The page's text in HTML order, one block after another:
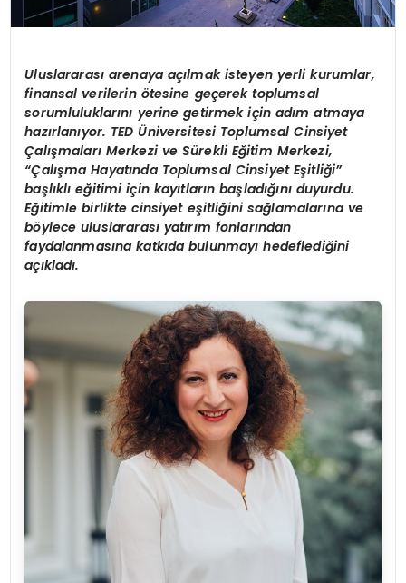
Uluslararası arenaya açılmak isteyen yerli kurumlar,
finansal verilerin ötesine geçerek toplumsal
sorumluluklarını yerine getirmek için adım atmaya
hazırlanıyor. TED Üniversitesi Toplumsal Cinsiyet
Çalışmaları Merkezi ve Sürekli Eğitim Merkezi,
“Çalışma Hayatında Toplumsal Cinsiyet Eşitliği”
başlıklı eğitimi için kayıtların başladığını duyurdu.
Eğitimle birlikte cinsiyet eşitliğini sağlamalarına ve
böylece uluslararası yatırım fonlarından
faydalanmasına katkıda bulunmayı hedeflediğini
açıkladı.